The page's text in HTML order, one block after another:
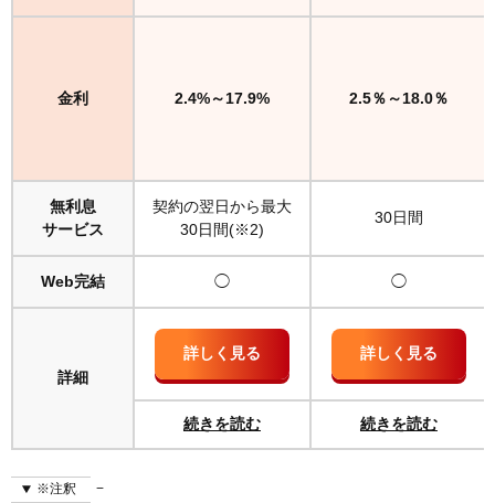
金利 2.4%～17.9% 2.5％～18.0％
無利息
サービス
契約の翌日から最大
30日間(※2)
30日間
Web完結 ◯ ◯
詳細
詳しく見る 詳しく見る
続きを読む 続きを読む
※注釈